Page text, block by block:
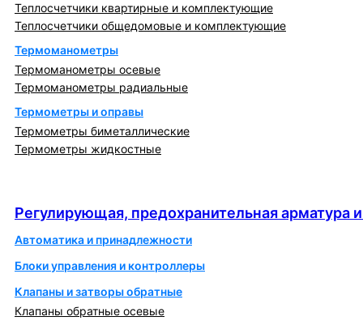
Теплосчетчики квартирные и комплектующие
Теплосчетчики общедомовые и комплектующие
Термоманометры
Термоманометры осевые
Термоманометры радиальные
Термометры и оправы
Термометры биметаллические
Термометры жидкостные
Регулирующая, предохранительная арматура
Автоматика и принадлежности
Блоки управления и контроллеры
Клапаны и затворы обратные
Клапаны обратные осевые